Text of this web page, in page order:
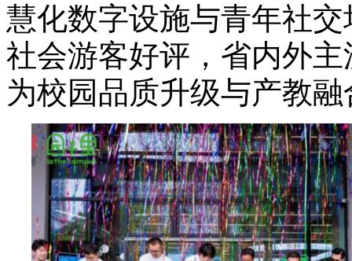
慧化数字设施与青年社
社会游客好评，省内外
为校园品质升级与产教